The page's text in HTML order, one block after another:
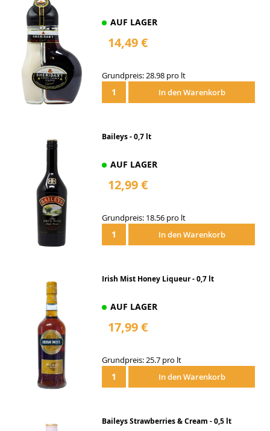
AUF LAGER
14,49 €
Grundpreis: 28.98 pro lt
In den Warenkorb
Baileys - 0,7 lt
AUF LAGER
12,99 €
Grundpreis: 18.56 pro lt
In den Warenkorb
Irish Mist Honey Liqueur - 0,7 lt
AUF LAGER
17,99 €
Grundpreis: 25.7 pro lt
In den Warenkorb
Baileys Strawberries & Cream - 0,5 lt